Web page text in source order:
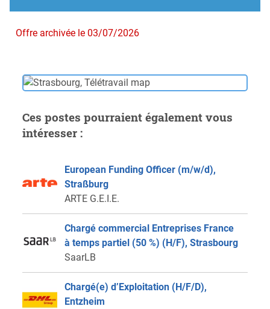
Offre archivée le 03/07/2026
Ces postes pourraient également vous
intéresser :
European Funding Officer (m/w/d),
Straßburg
ARTE G.E.I.E.
Chargé commercial Entreprises France
à temps partiel (50 %) (H/F), Strasbourg
SaarLB
Chargé(e) d’Exploitation (H/F/D),
Entzheim